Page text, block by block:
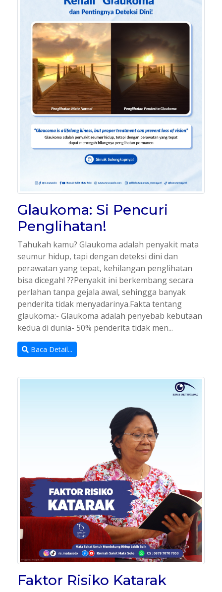
Glaukoma: Si Pencuri
Penglihatan!
Tahukah kamu? Glaukoma adalah penyakit mata
seumur hidup, tapi dengan deteksi dini dan
perawatan yang tepat, kehilangan penglihatan
bisa dicegah! ??Penyakit ini berkembang secara
perlahan tanpa gejala awal, sehingga banyak
penderita tidak menyadarinya.Fakta tentang
glaukoma:- Glaukoma adalah penyebab kebutaan
kedua di dunia- 50% penderita tidak men...
Baca Detail...
Faktor Risiko Katarak